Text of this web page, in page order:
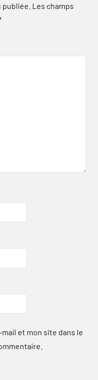
Les champs
et mon site dans le